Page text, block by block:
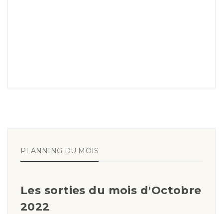
PLANNING DU MOIS
Les sorties du mois d'Octobre
2022